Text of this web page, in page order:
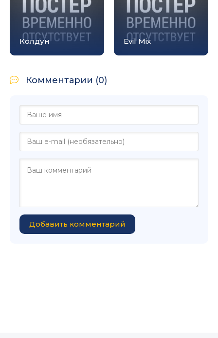
Колдун Evil Mix
Комментарии (0)
Добавить комментарий